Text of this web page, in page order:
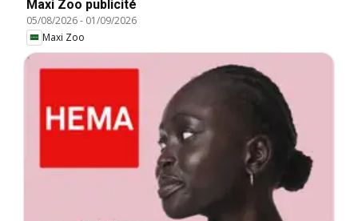
Maxi Zoo publicité
05/08/2026- 01/09/2026
Maxi Zoo